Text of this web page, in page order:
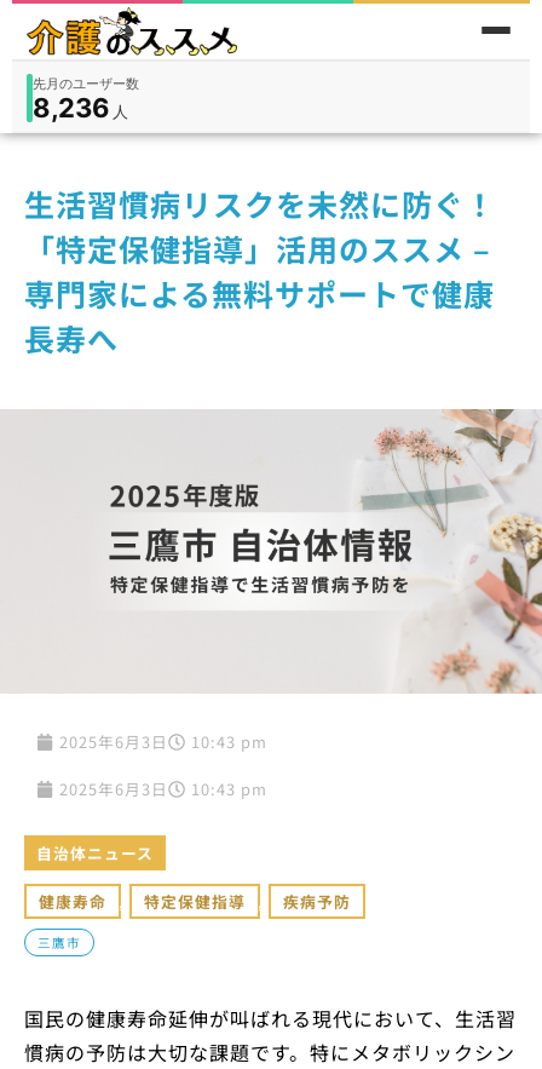
在宅9,360入所3,194
先月のユーザー数
8,236 人
件
生活習慣病リスクを未然に防ぐ！
「特定保健指導」活用のススメ –
専門家による無料サポートで健康
長寿へ
2025年6月3日 10:43 pm
2025年6月3日 10:43 pm
自治体ニュース
健康寿命 , 特定保健指導 , 疾病予防
三鷹市
国民の健康寿命延伸が叫ばれる現代において、生活習
慣病の予防は大切な課題です。特にメタボリックシン